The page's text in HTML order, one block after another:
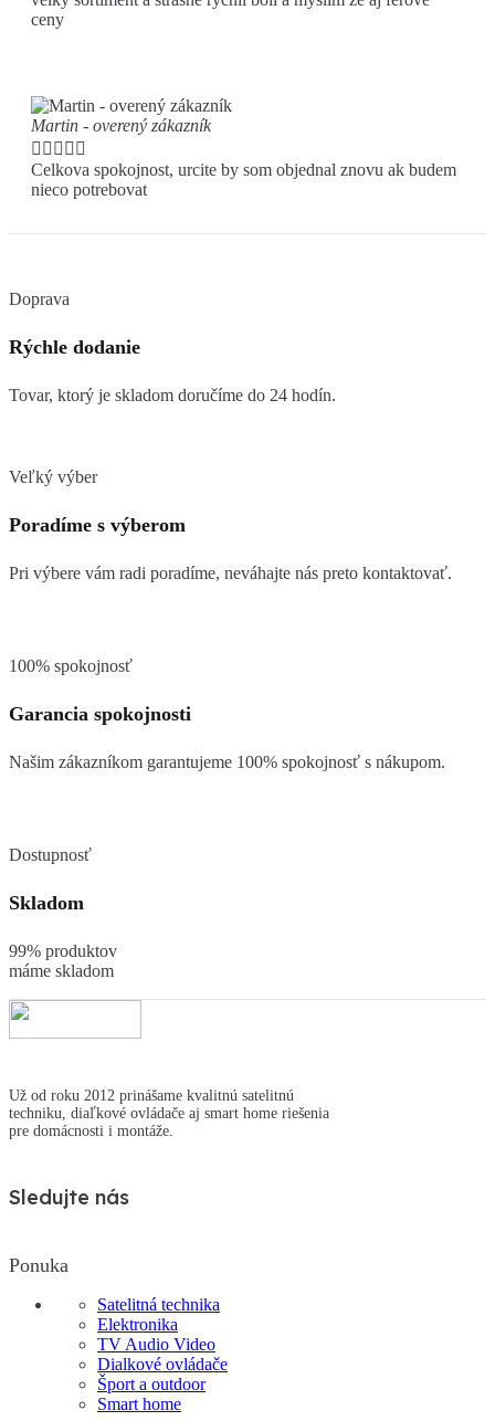
ceny
Martin - overený zákazník
    
Celkova spokojnost, urcite by som objednal znovu ak budem
nieco potrebovat
Doprava
Rýchle dodanie
Tovar, ktorý je skladom doručíme do 24 hodín.
Veľký výber
Poradíme s výberom
Pri výbere vám radi poradíme, neváhajte nás preto kontaktovať.
100% spokojnosť
Garancia spokojnosti
Našim zákazníkom garantujeme 100% spokojnosť s nákupom.
Dostupnosť
Skladom
99% produktov
máme skladom
Už od roku 2012 prinášame kvalitnú satelitnú
techniku, diaľkové ovládače aj smart home riešenia
pre domácnosti i montáže.
Sledujte nás
Ponuka
Satelitná technika
Elektronika
TV Audio Video
Dialkové ovládače
Šport a outdoor
Smart home